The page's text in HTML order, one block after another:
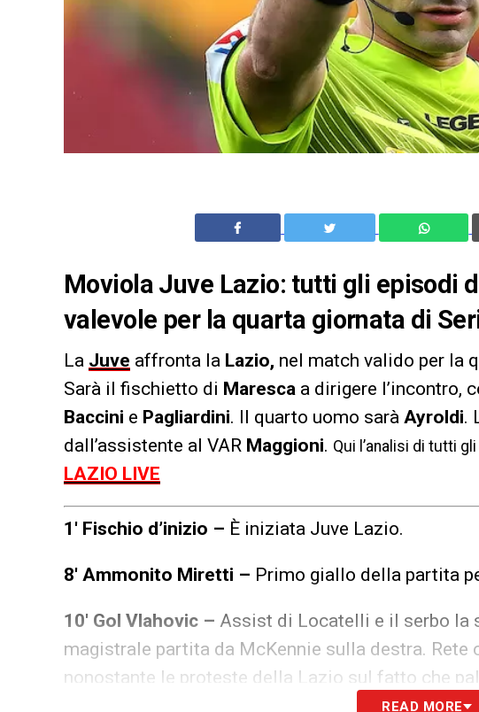
Moviola Juve Lazio: tutti gli episodi
valevole per la quarta giornata di
La Juve affronta la Lazio, nel match valido per la
Sarà il fischietto di Maresca a dirigere l’incontro,
Baccini e Pagliardini. Il quarto uomo sarà Ayroldi.
dall’assistente al VAR Maggioni. Qui l’analisi di tutti
LAZIO LIVE
1′ Fischio d’inizio – È iniziata Juve Lazio.
8′ Ammonito Miretti – Primo giallo della partita
10′ Gol Vlahovic – Assist di Locatelli e il serbo la
magistrale partita da McKennie sulla destra. Rete
nonostante le proteste della Lazio sul fatto che
READ MORE